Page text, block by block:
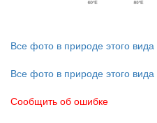
Все фото в природе этого вида
Все фото в природе этого вида
Сообщить об ошибке